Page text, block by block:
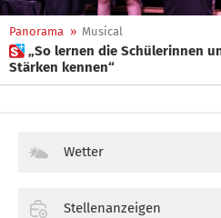
Panorama » Musical
 „So lernen die Schülerinnen und Schüler sich und ihre
Stärken kennen“
Wetter
Stellenanzeigen